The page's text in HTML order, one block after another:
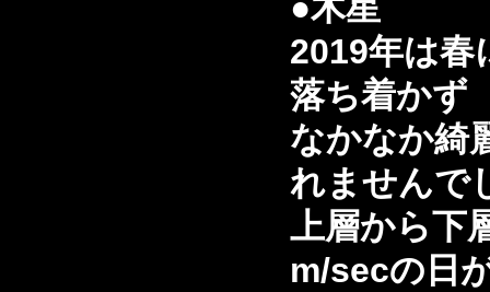
2019年は春
落ち着かず
なかなか綺
れませんで
上層から下
m/secの日